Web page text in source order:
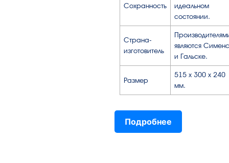
Сохранность
идеальном
состоянии.
Страна-
изготовитель
являются Сименс
и Гальске.
Размер
515 x 300 x 240
мм.
Подробнее